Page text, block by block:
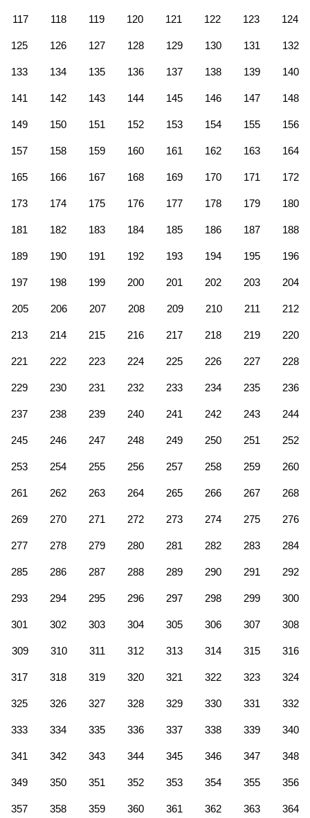
117 118 119 120 121 122 123 124
125 126 127 128 129 130 131 132
133 134 135 136 137 138 139 140
141 142 143 144 145 146 147 148
149 150 151 152 153 154 155 156
157 158 159 160 161 162 163 164
165 166 167 168 169 170 171 172
173 174 175 176 177 178 179 180
181 182 183 184 185 186 187 188
189 190 191 192 193 194 195 196
197 198 199 200 201 202 203 204
205 206 207 208 209 210 211 212
213 214 215 216 217 218 219 220
221 222 223 224 225 226 227 228
229 230 231 232 233 234 235 236
237 238 239 240 241 242 243 244
245 246 247 248 249 250 251 252
253 254 255 256 257 258 259 260
261 262 263 264 265 266 267 268
269 270 271 272 273 274 275 276
277 278 279 280 281 282 283 284
285 286 287 288 289 290 291 292
293 294 295 296 297 298 299 300
301 302 303 304 305 306 307 308
309 310 311 312 313 314 315 316
317 318 319 320 321 322 323 324
325 326 327 328 329 330 331 332
333 334 335 336 337 338 339 340
341 342 343 344 345 346 347 348
349 350 351 352 353 354 355 356
357 358 359 360 361 362 363 364